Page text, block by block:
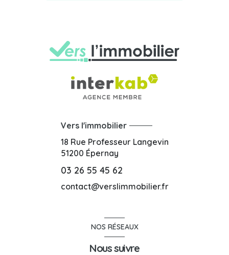
Vers l'immobilier
18 Rue Professeur Langevin
51200 Épernay
03 26 55 45 62
contact@verslimmobilier.fr
NOS RÉSEAUX
Nous suivre